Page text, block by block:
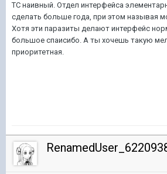
ТС наивный. Отдел интерфейса
сделать больше года, при этом называя
Хотя эти паразиты делают интерфейс
большое спаисибо. А ты хочешь такую
приоритетная.